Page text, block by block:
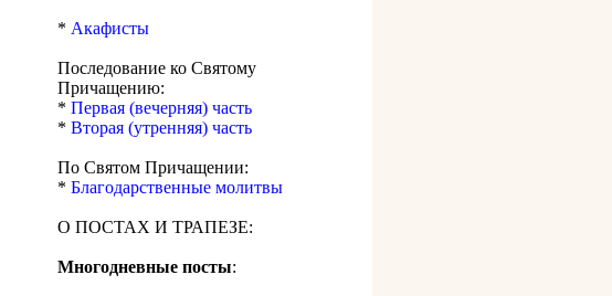
* Акафисты
Последование ко Святому
Причащению:
* Первая (вечерняя) часть
* Вторая (утренняя) часть
По Святом Причащении:
* Благодарственные молитвы
О ПОСТАХ И ТРАПЕЗЕ:
Многодневные посты: